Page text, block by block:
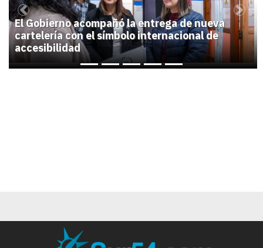
El Gobierno acompañó la entrega de nueva
cartelería con el símbolo internacional de
accesibilidad
Previous Next